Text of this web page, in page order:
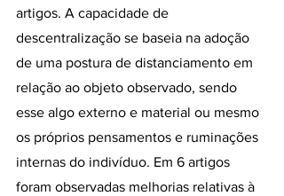
artigos. A capacidade de
descentralização se baseia na adoção
de uma postura de distanciamento em
relação ao objeto observado, sendo
esse algo externo e material ou mesmo
os próprios pensamentos e ruminações
internas do indivíduo. Em 6 artigos
foram observadas melhorias relativas à